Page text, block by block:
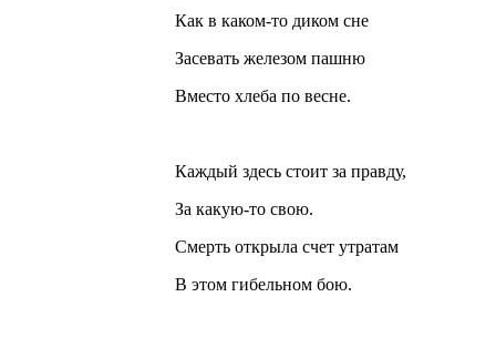
Как в каком-то диком сне
Засевать железом пашню
Вместо хлеба по весне.
Каждый здесь стоит за правду,
За какую-то свою.
Смерть открыла счет утратам
В этом гибельном бою.